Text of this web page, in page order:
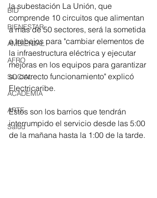
BID
BIENESTAR
AMBIENTAL
AFRO
SOCIAL
ACADEMIA
ARTE
Salud
la subestación La Unión, que
comprende 10 circuitos que alimentan
a más de 50 sectores, será la sometida
a trabajos para "cambiar elementos de
la infraestructura eléctrica y ejecutar
mejoras en los equipos para garantizar
su correcto funcionamiento" explicó
Electricaribe.
Estos son los barrios que tendrán
interrumpido el servicio desde las 5:00
de la mañana hasta la 1:00 de la tarde.